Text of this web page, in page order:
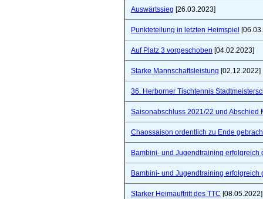
Auswärtssieg [26.03.2023]
Punkteteilung in letzten Heimspiel
Auf Platz 3 vorgeschoben [04.02.2023]
Starke Mannschaftsleistung [02.12.2022]
36. Herborner Tischtennis
Saisonabschluss 2021/22 und Abschied
Chaossaison ordentlich zu Ende
Bambini- und Jugendtraining erfolgreich
Bambini- und Jugendtraining erfolgreich
Starker Heimauftritt des TTC [08.05.2022]